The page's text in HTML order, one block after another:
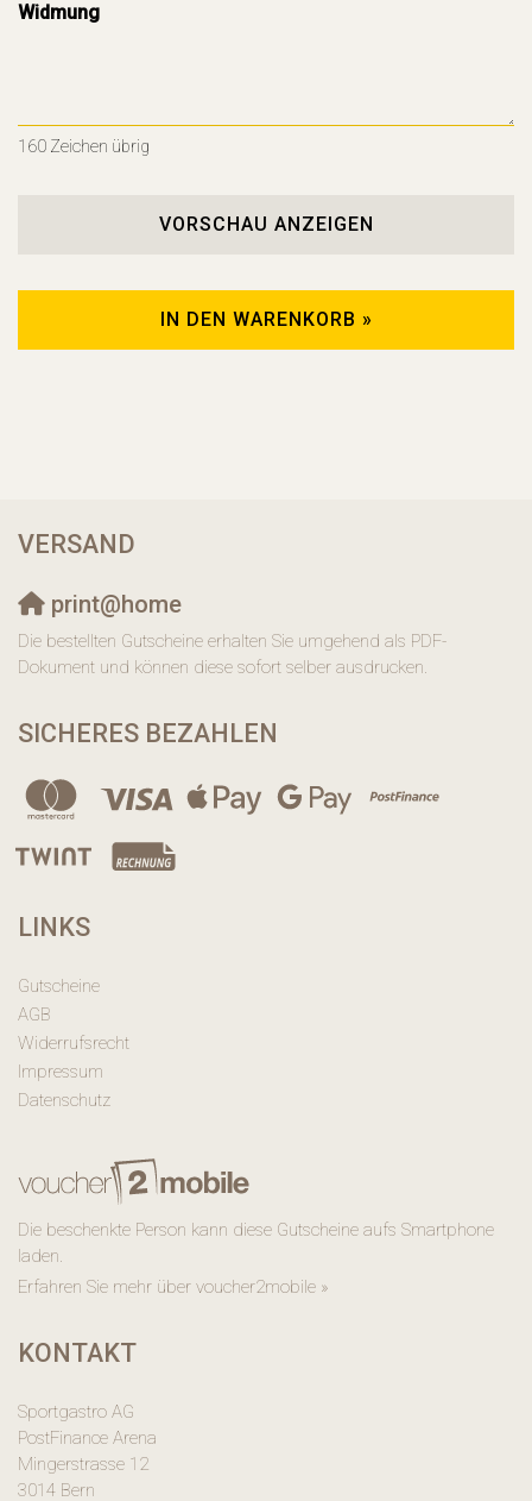
Widmung
160 Zeichen übrig
VORSCHAU ANZEIGEN
IN DEN WARENKORB »
VERSAND
print@home
Die bestellten Gutscheine erhalten Sie umgehend als PDF-
Dokument und können diese sofort selber ausdrucken.
SICHERES BEZAHLEN
LINKS
Gutscheine
AGB
Widerrufsrecht
Impressum
Datenschutz
Die beschenkte Person kann diese Gutscheine aufs Smartphone
laden.
Erfahren Sie mehr über voucher2mobile »
KONTAKT
Sportgastro AG
PostFinance Arena
Mingerstrasse 12
3014 Bern